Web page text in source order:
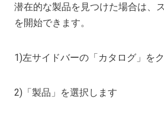
潜在的な製品を見つけた場合は、
を開始できます。
1)左サイドバーの「カタログ」を
2)「製品」を選択します